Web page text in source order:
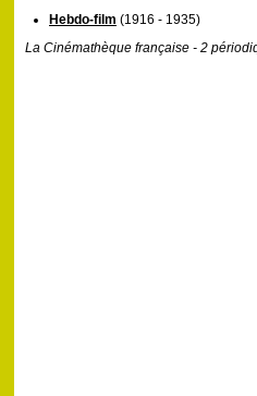
Hebdo-film (1916 - 1935)
La Cinémathèque française - 2